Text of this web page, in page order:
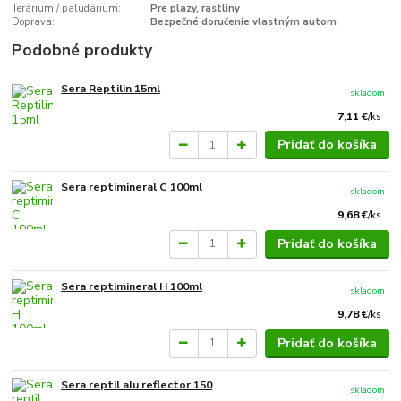
Terárium / paludárium:
Pre plazy, rastliny
Doprava:
Bezpečné doručenie vlastným autom
Podobné produkty
Sera Reptilin 15ml
7,11 €/ks
skladom
Pridať do košíka
Sera reptimineral C 100ml
9,68 €/ks
skladom
Pridať do košíka
Sera reptimineral H 100ml
9,78 €/ks
skladom
Pridať do košíka
Sera reptil alu reflector 150 skladom